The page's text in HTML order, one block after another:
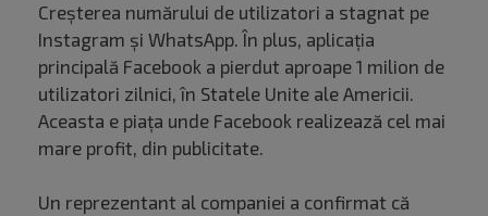
Creșterea numărului de utilizatori a stagnat pe
Instagram și WhatsApp. În plus, aplicația
principală Facebook a pierdut aproape 1 milion de
utilizatori zilnici, în Statele Unite ale Americii.
Aceasta e piața unde Facebook realizează cel mai
mare profit, din publicitate.
Un reprezentant al companiei a confirmat că